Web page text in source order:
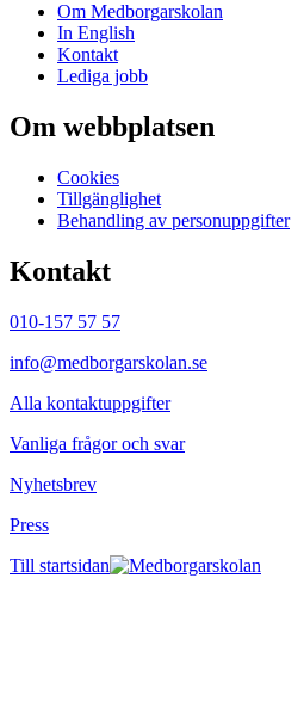
Om Medborgarskolan
In English
Kontakt
Lediga jobb
Om webbplatsen
Cookies
Tillgänglighet
Behandling av personuppgifter
Kontakt
010-157 57 57
info@medborgarskolan.se
Alla kontaktuppgifter
Vanliga frågor och svar
Nyhetsbrev
Press
Till startsidan